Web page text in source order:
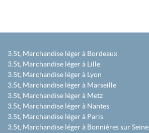
3.5t, Marchandise léger à Bordeaux
3.5t, Marchandise léger à Lille
3.5t, Marchandise léger à Lyon
3.5t, Marchandise léger à Marseille
3.5t, Marchandise léger à Metz
3.5t, Marchandise léger à Nantes
3.5t, Marchandise léger à Paris
3.5t, Marchandise léger à Bonnières sur Seine